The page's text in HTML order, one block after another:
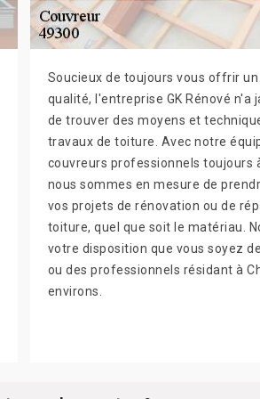
Soucieux de toujours vous offrir un
qualité, l'entreprise GK Rénové n'a
de trouver des moyens et
travaux de toiture. Avec notre
couvreurs professionnels toujours
nous sommes en mesure de
vos projets de rénovation ou de
toiture, quel que soit le matériau.
votre disposition que vous soyez
ou des professionnels résidant à
environs.